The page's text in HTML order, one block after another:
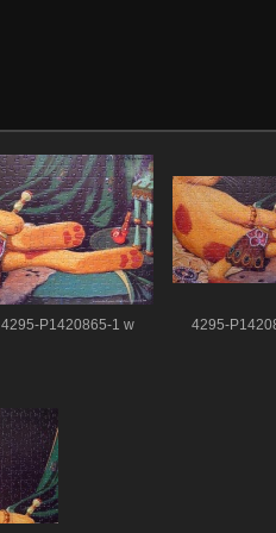
4295-P1420865-1 w 4295-